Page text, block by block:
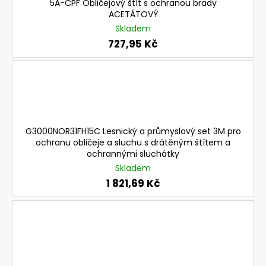
5A-CPF Obličejový štít s ochranou brady
ACETÁTOVÝ
Skladem
727,95 Kč
G3000NOR31FH15C Lesnický a průmyslový set 3M pro
ochranu obličeje a sluchu s drátěným štítem a
ochrannými sluchátky
Skladem
1 821,69 Kč
t
HLEDAT
o